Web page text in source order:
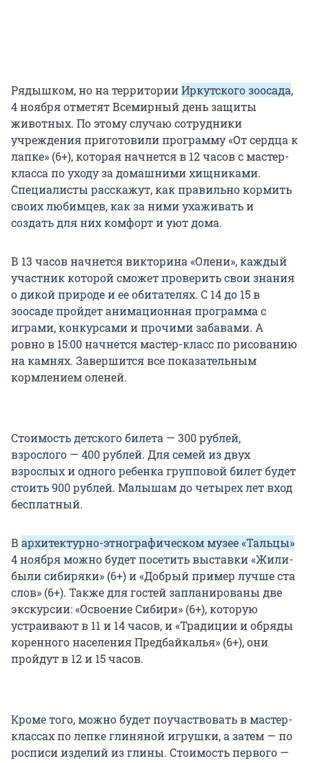
Рядышком, но на территорииИркутского зоосада,
4 ноября отметят Всемирный день защиты
животных. По этому случаю сотрудники
учреждения приготовили программу «От сердца к
лапке» (6+), которая начнется в 12 часов с мастер-
класса по уходу за домашними хищниками.
Специалисты расскажут, как правильно кормить
своих любимцев, как за ними ухаживать и
создать для них комфорт и уют дома.
В 13 часов начнется викторина «Олени», каждый
участник которой сможет проверить свои знания
о дикой природе и ее обитателях. С 14 до 15 в
зоосаде пройдет анимационная программа с
играми, конкурсами и прочими забавами. А
ровно в 15:00 начнется мастер-класс по рисованию
на камнях. Завершится все показательным
кормлением оленей.
Стоимость детского билета — 300 рублей,
взрослого — 400 рублей. Для семей из двух
взрослых и одного ребенка групповой билет будет
стоить 900 рублей. Малышам до четырех лет вход
бесплатный.
В архитектурно-этнографическом музее «Тальцы»
4 ноября можно будет посетить выставки «Жили-
были сибиряки» (6+) и «Добрый пример лучше ста
слов» (6+). Также для гостей запланированы две
экскурсии: «Освоение Сибири» (6+), которую
устраивают в 11 и 14 часов, и «Традиции и обряды
коренного населения Предбайкалья» (6+), они
пройдут в 12 и 15 часов.
Кроме того, можно будет поучаствовать в мастер-
классах по лепке глиняной игрушки, а затем — по
росписи изделий из глины. Стоимость первого —